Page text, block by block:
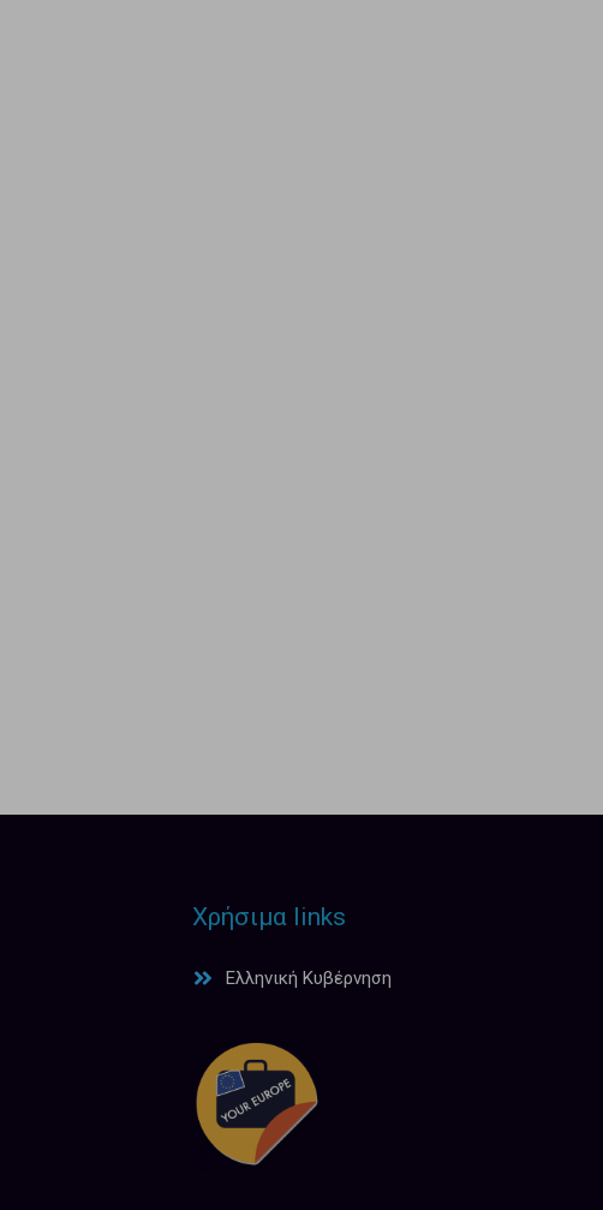
Χρήσιμα links
Ελληνική Κυβέρνηση